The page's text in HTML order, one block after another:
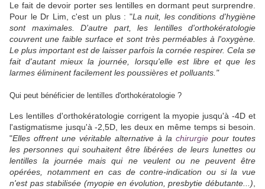
Le fait de devoir porter ses lentilles en dormant peut surprendre.
Pour le Dr Lim, c'est un plus : "La nuit, les conditions d'hygiène
sont maximales. D'autre part, les lentilles d'orthokératologie
couvrent une faible surface et sont très perméables à l'oxygène.
Le plus important est de laisser parfois la cornée respirer. Cela se
fait d'autant mieux la journée, lorsqu'elle est libre et que les
larmes éliminent facilement les poussières et polluants."
Qui peut bénéficier de lentilles d'orthokératologie ?
Les lentilles d'orthokératologie corrigent la myopie jusqu'à -4D et
l'astigmatisme jusqu'à -2,5D, les deux en même temps si besoin.
"Elles offrent une véritable alternative à la chirurgie pour toutes
les personnes qui souhaitent être libérées de leurs lunettes ou
lentilles la journée mais qui ne veulent ou ne peuvent être
opérées, notamment en cas de contre-indication ou si la vue
n'est pas stabilisée (myopie en évolution, presbytie débutante...)